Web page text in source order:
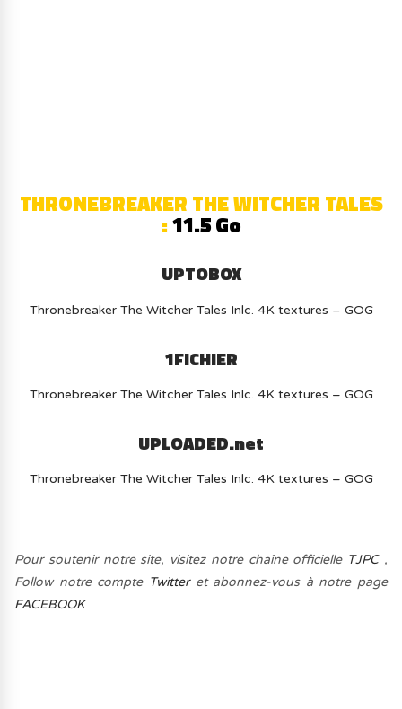
THRONEBREAKER THE WITCHER TALES
:11.5 Go
UPTOBOX
Thronebreaker The Witcher Tales Inlc. 4K textures – GOG
1FICHIER
Thronebreaker The Witcher Tales Inlc. 4K textures – GOG
UPLOADED.net
Thronebreaker The Witcher Tales Inlc. 4K textures – GOG
Pour soutenir notre site, visitez notre chaîne officielle TJPC,
Follow notre compte Twitteret abonnez-vous à notre page
FACEBOOK